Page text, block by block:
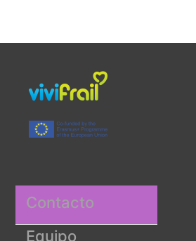
Contacto
Equipo